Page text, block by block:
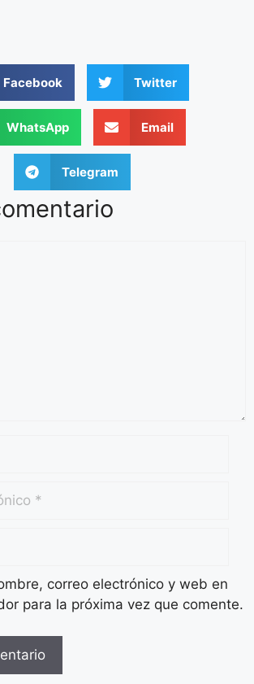
Facebook Twitter
WhatsApp Email
Telegram
correo electrónico y web en
para la próxima vez que comente.